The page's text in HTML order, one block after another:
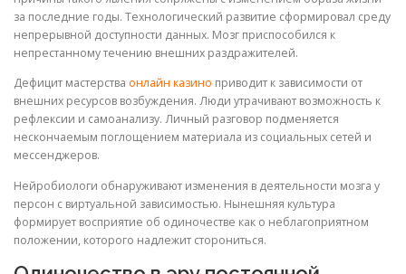
за последние годы. Технологический развитие сформировал среду
непрерывной доступности данных. Мозг приспособился к
непрестанному течению внешних раздражителей.
Дефицит мастерства онлайн казино приводит к зависимости от
внешних ресурсов возбуждения. Люди утрачивают возможность к
рефлексии и самоанализу. Личный разговор подменяется
нескончаемым поглощением материала из социальных сетей и
мессенджеров.
Нейробиологи обнаруживают изменения в деятельности мозга у
персон с виртуальной зависимостью. Нынешняя культура
формирует восприятие об одиночестве как о неблагоприятном
положении, которого надлежит сторониться.